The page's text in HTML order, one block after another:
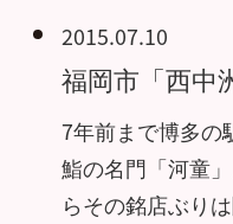
2015.07.10
福岡市「西中
7年前まで博多の
鮨の名門「河童
らその銘店ぶり